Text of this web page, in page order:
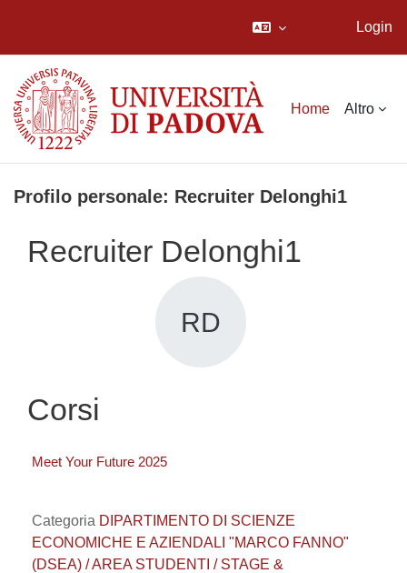
Login
Home Altro
Profilo personale: Recruiter Delonghi1
Recruiter Delonghi1
RD
Corsi
Meet Your Future 2025
Categoria DIPARTIMENTO DI SCIENZE
ECONOMICHE E AZIENDALI "MARCO FANNO"
(DSEA) / AREA STUDENTI / STAGE &